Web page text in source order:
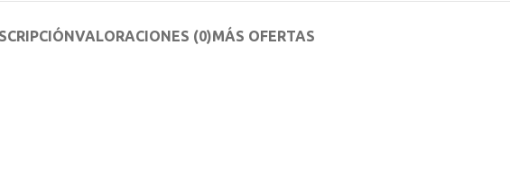
VALORACIONES (0)MÁS OFERTAS